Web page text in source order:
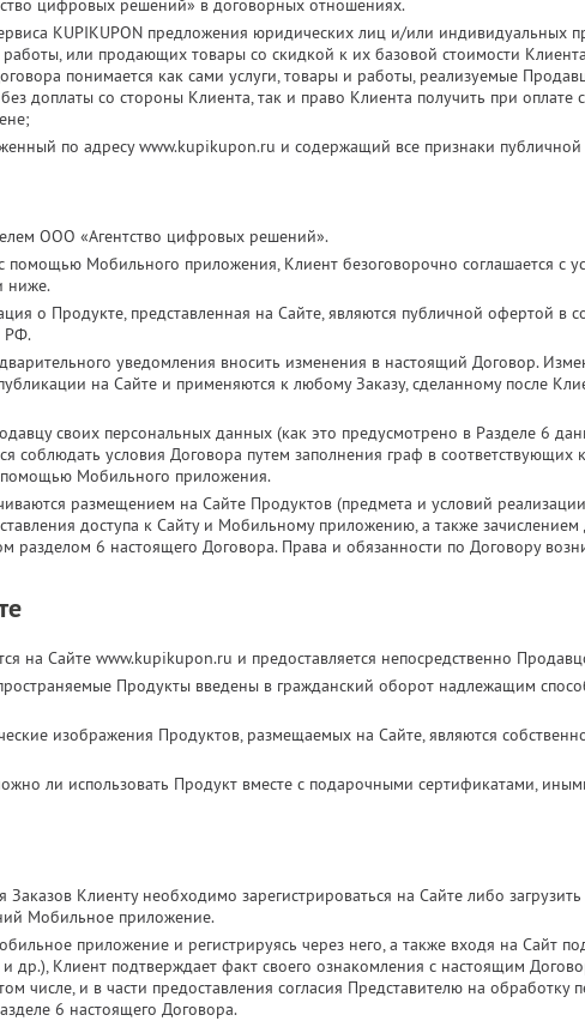
цифровых решений» в договорных отношениях.
KUPIKUPON предложения юридических лиц и/или индивидуальных
или продающих товары со скидкой к их базовой стоимости
понимается как сами услуги, товары и работы, реализуемые
доплаты со стороны Клиента, так и право Клиента получить при оплате
по адресу www.kupikupon.ru и содержащий все признаки
ООО «Агентство цифровых решений».
помощью Мобильного приложения, Клиент безоговорочно соглашается с
ниже.
о Продукте, представленная на Сайте, являются публичной офертой в
РФ.
уведомления вносить изменения в настоящий Договор.
на Сайте и применяются к любому Заказу, сделанному после
своих персональных данных (как это предусмотрено в Разделе 6
соблюдать условия Договора путем заполнения граф в соответствующих
Мобильного приложения.
размещением на Сайте Продуктов (предмета и условий
доступа к Сайту и Мобильному приложению, а также
разделом 6 настоящего Договора. Права и обязанности по Договору
на Сайте www.kupikupon.ru и предоставляется непосредственно
Продукты введены в гражданский оборот надлежащим
изображения Продуктов, размещаемых на Сайте, являются
ли использовать Продукт вместе с подарочными сертификатами,
Клиенту необходимо зарегистрироваться на Сайте либо
Мобильное приложение.
приложение и регистрируясь через него, а также входя на Сайт
др.), Клиент подтверждает факт своего ознакомления с настоящим
числе, и в части предоставления согласия Представителю на обработку
6 настоящего Договора.